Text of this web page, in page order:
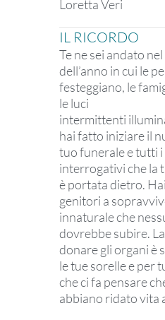
Loretta Veri
IL RICORDO
Te ne sei andato
dell’anno in cui le
festeggiano, le
le luci
intermittenti
hai fatto iniziare il
tuo funerale e tutti
interrogativi che la
è portata dietro.
genitori a
innaturale che
dovrebbe subire.
donare gli organi è
le tue sorelle e per
che ci fa pensare
abbiano ridato vita